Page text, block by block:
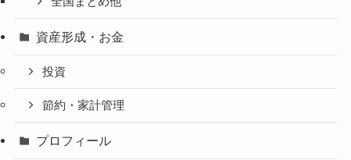
資産形成・お金
投資
節約・家計管理
プロフィール